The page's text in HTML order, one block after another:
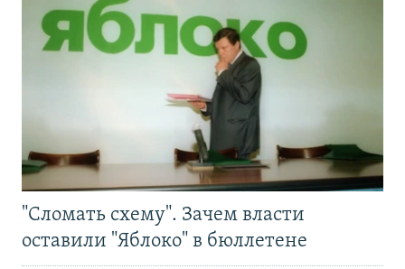
"Сломать схему". Зачем власти
оставили "Яблоко" в бюллетене